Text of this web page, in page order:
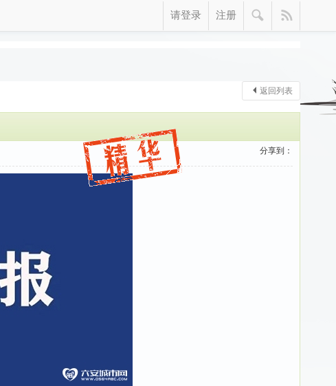
请登录 注册
返回列表
分享到：